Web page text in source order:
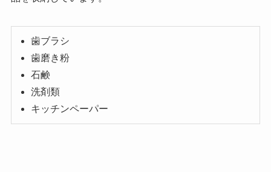
歯ブラシ
歯磨き粉
石鹸
洗剤類
キッチンペーパー